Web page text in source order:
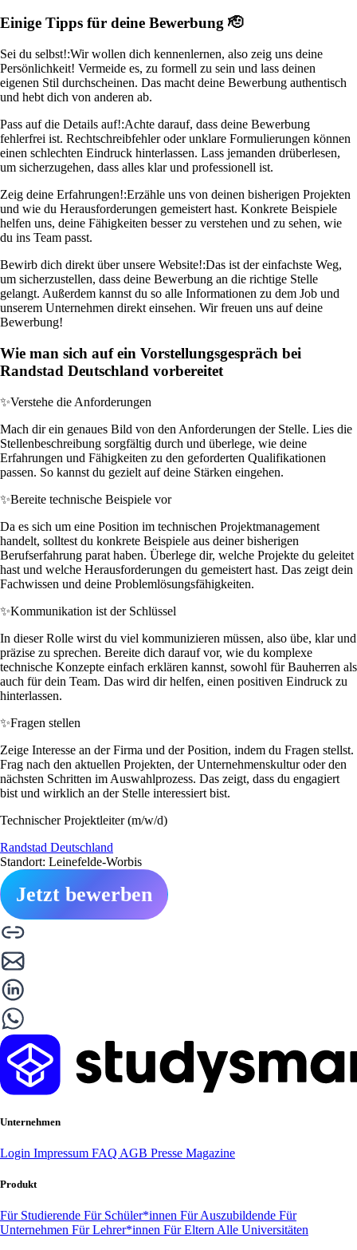
Einige Tipps für deine Bewerbung 🫡
Sei du selbst!:Wir wollen dich kennenlernen, also zeig uns deine
Persönlichkeit! Vermeide es, zu formell zu sein und lass deinen
eigenen Stil durchscheinen. Das macht deine Bewerbung authentisch
und hebt dich von anderen ab.
Pass auf die Details auf!:Achte darauf, dass deine Bewerbung
fehlerfrei ist. Rechtschreibfehler oder unklare Formulierungen können
einen schlechten Eindruck hinterlassen. Lass jemanden drüberlesen,
um sicherzugehen, dass alles klar und professionell ist.
Zeig deine Erfahrungen!:Erzähle uns von deinen bisherigen Projekten
und wie du Herausforderungen gemeistert hast. Konkrete Beispiele
helfen uns, deine Fähigkeiten besser zu verstehen und zu sehen, wie
du ins Team passt.
Bewirb dich direkt über unsere Website!:Das ist der einfachste Weg,
um sicherzustellen, dass deine Bewerbung an die richtige Stelle
gelangt. Außerdem kannst du so alle Informationen zu dem Job und
unserem Unternehmen direkt einsehen. Wir freuen uns auf deine
Bewerbung!
Wie man sich auf ein Vorstellungsgespräch bei
Randstad Deutschland vorbereitet
✨Verstehe die Anforderungen
Mach dir ein genaues Bild von den Anforderungen der Stelle. Lies die
Stellenbeschreibung sorgfältig durch und überlege, wie deine
Erfahrungen und Fähigkeiten zu den geforderten Qualifikationen
passen. So kannst du gezielt auf deine Stärken eingehen.
✨Bereite technische Beispiele vor
Da es sich um eine Position im technischen Projektmanagement
handelt, solltest du konkrete Beispiele aus deiner bisherigen
Berufserfahrung parat haben. Überlege dir, welche Projekte du geleitet
hast und welche Herausforderungen du gemeistert hast. Das zeigt dein
Fachwissen und deine Problemlösungsfähigkeiten.
✨Kommunikation ist der Schlüssel
In dieser Rolle wirst du viel kommunizieren müssen, also übe, klar und
präzise zu sprechen. Bereite dich darauf vor, wie du komplexe
technische Konzepte einfach erklären kannst, sowohl für Bauherren als
auch für dein Team. Das wird dir helfen, einen positiven Eindruck zu
hinterlassen.
✨Fragen stellen
Zeige Interesse an der Firma und der Position, indem du Fragen stellst.
Frag nach den aktuellen Projekten, der Unternehmenskultur oder den
nächsten Schritten im Auswahlprozess. Das zeigt, dass du engagiert
bist und wirklich an der Stelle interessiert bist.
Technischer Projektleiter (m/w/d)
Randstad Deutschland
Standort: Leinefelde-Worbis
Jetzt bewerben
Unternehmen
Login Impressum FAQ AGB Presse Magazine
Produkt
Für Studierende Für Schüler*innen Für Auszubildende Für
Unternehmen Für Lehrer*innen Für Eltern Alle Universitäten